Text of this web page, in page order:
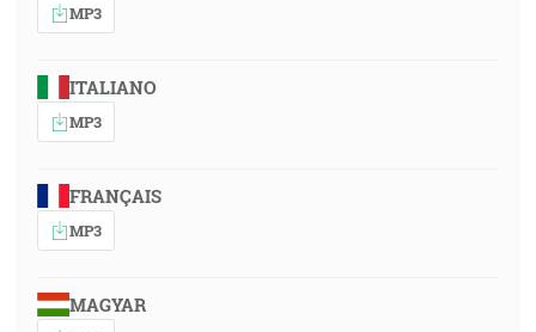
MP3
ITALIANO
MP3
FRANÇAIS
MP3
MAGYAR